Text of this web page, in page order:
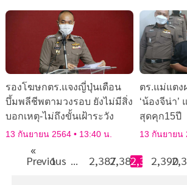
รองโฆษกตร.แจงญี่ปุ่นเตือน
บึ้มพลีชีพตามวงรอบ ยังไม่มีสิ่ง
บอกเหตุ-ไม่ถึงขั้นเฝ้าระวัง
13 กันยายน 2564 13:40 น.
ตร.แม่แตง
‘น้องจีน่า
สุดคุก15ปี
13 กันยายน
«
Previous
1 … 2,3872,3882,3892,390